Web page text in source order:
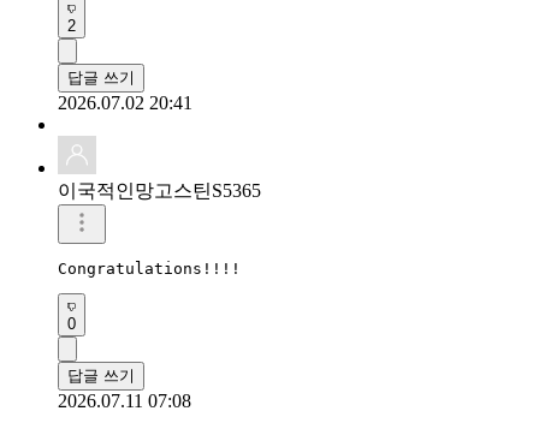
2
답글 쓰기
2026.07.02 20:41
이국적인망고스틴S5365
Congratulations!!!!
0
답글 쓰기
2026.07.11 07:08